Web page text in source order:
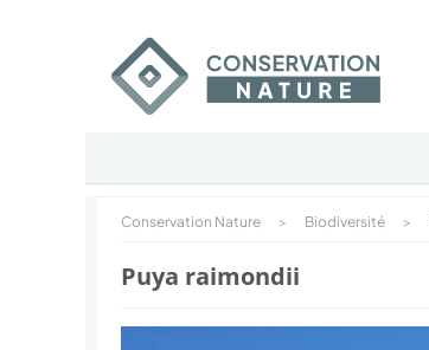
Conservation Nature > Biodiversité >
Puya raimondii